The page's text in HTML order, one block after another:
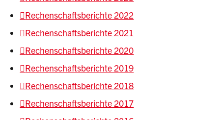
Rechenschaftsberichte 2022
Rechenschaftsberichte 2021
Rechenschaftsberichte 2020
Rechenschaftsberichte 2019
Rechenschaftsberichte 2018
Rechenschaftsberichte 2017